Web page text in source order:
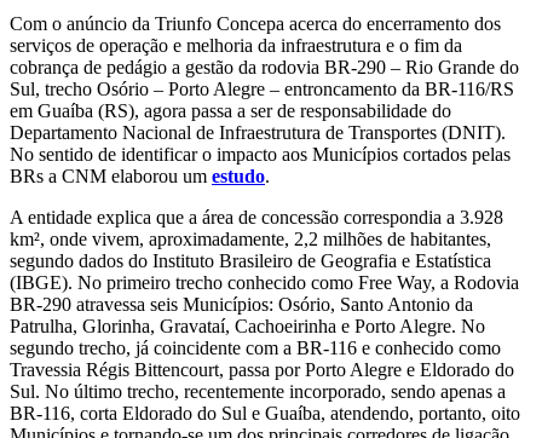
WhatsApp
Com o anúncio da Triunfo Concepa acerca do encerramento dos
serviços de operação e melhoria da infraestrutura e o fim da
cobrança de pedágio a gestão da rodovia BR-290 – Rio Grande do
Sul, trecho Osório – Porto Alegre – entroncamento da BR-116/RS
em Guaíba (RS), agora passa a ser de responsabilidade do
Departamento Nacional de Infraestrutura de Transportes (DNIT).
No sentido de identificar o impacto aos Municípios cortados pelas
BRs a CNM elaborou um estudo.
A entidade explica que a área de concessão correspondia a 3.928
km², onde vivem, aproximadamente, 2,2 milhões de habitantes,
segundo dados do Instituto Brasileiro de Geografia e Estatística
(IBGE). No primeiro trecho conhecido como Free Way, a Rodovia
BR-290 atravessa seis Municípios: Osório, Santo Antonio da
Patrulha, Glorinha, Gravataí, Cachoeirinha e Porto Alegre. No
segundo trecho, já coincidente com a BR-116 e conhecido como
Travessia Régis Bittencourt, passa por Porto Alegre e Eldorado do
Sul. No último trecho, recentemente incorporado, sendo apenas a
BR-116, corta Eldorado do Sul e Guaíba, atendendo, portanto, oito